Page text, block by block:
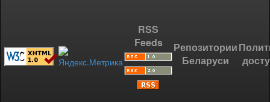
RSS
Feeds
Репозитории
Беларуси